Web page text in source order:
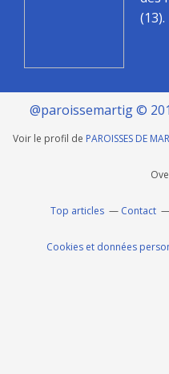
(13).
@paroissemartig ©
Voir le profil de PAROISSES DE
Top articles Contact
Cookies et données